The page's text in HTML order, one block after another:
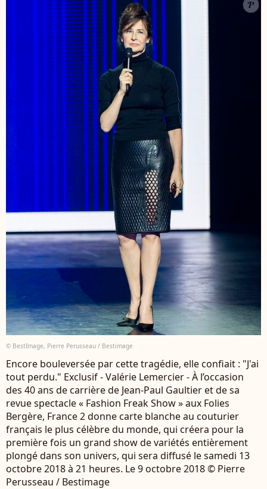
© BestImage, Pierre Perusseau / Bestimage
Encore bouleversée par cette tragédie, elle confiait : "J'ai
tout perdu." Exclusif - Valérie Lemercier - À l’occasion
des 40 ans de carrière de Jean-Paul Gaultier et de sa
revue spectacle « Fashion Freak Show » aux Folies
Bergère, France 2 donne carte blanche au couturier
français le plus célèbre du monde, qui créera pour la
première fois un grand show de variétés entièrement
plongé dans son univers, qui sera diffusé le samedi 13
octobre 2018 à 21 heures. Le 9 octobre 2018 © Pierre
Perusseau / Bestimage